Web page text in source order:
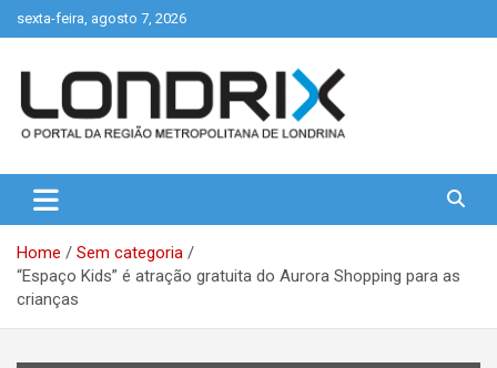
to
sexta-feira, agosto 7, 2026
Londrix
Home
Sem categoria
“Espaço Kids” é atração gratuita do Aurora Shopping para as
crianças